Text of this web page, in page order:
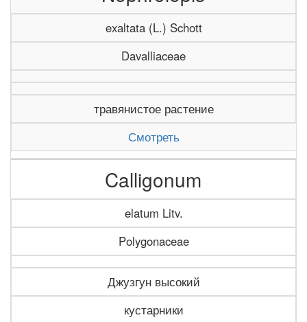
exaltata (L.) Schott
Davalliaceae
травянистое растение
Смотреть
Calligonum
elatum Litv.
Polygonaceae
Джузгун высокий
кустарники